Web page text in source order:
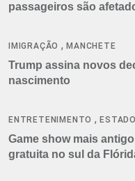
passageiros são
IMIGRAÇÃO ,MANCHETE
Trump assina novos
nascimento
ENTRETENIMENTO ,
Game show mais
gratuita no sul da